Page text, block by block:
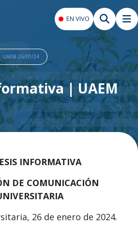
EN VIVO
26/01/24
| UAEM
INFORMATIVA
DE COMUNICACIÓN
26 de enero de 2024.